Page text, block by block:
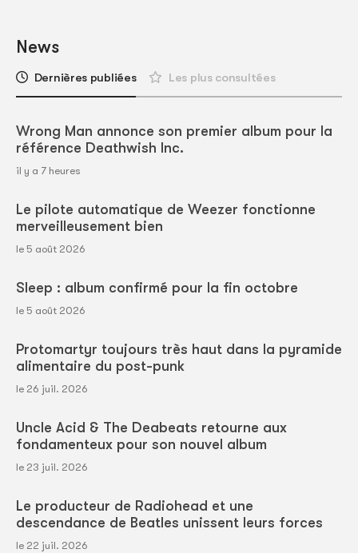
News
Dernières publiées Les plus consultées
Wrong Man annonce son premier album pour la
référence Deathwish Inc.
il y a 7 heures
Le pilote automatique de Weezer fonctionne
merveilleusement bien
le 5 août 2026
Sleep : album confirmé pour la fin octobre
le 5 août 2026
Protomartyr toujours très haut dans la pyramide
alimentaire du post-punk
le 26 juil. 2026
Uncle Acid & The Deabeats retourne aux
fondamenteux pour son nouvel album
le 23 juil. 2026
Le producteur de Radiohead et une
descendance de Beatles unissent leurs forces
le 22 juil. 2026